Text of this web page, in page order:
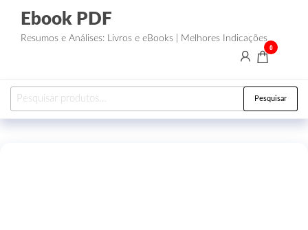
Ebook PDF
Resumos e Análises: Livros e eBooks | Melhores Indicações
0
Pesquisar